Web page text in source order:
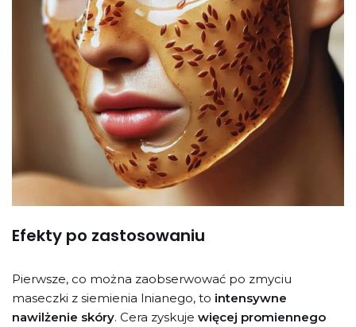
Efekty po zastosowaniu
Pierwsze, co można zaobserwować po zmyciu
maseczki z siemienia lnianego, to intensywne
nawilżenie skóry. Cera zyskuje więcej promiennego